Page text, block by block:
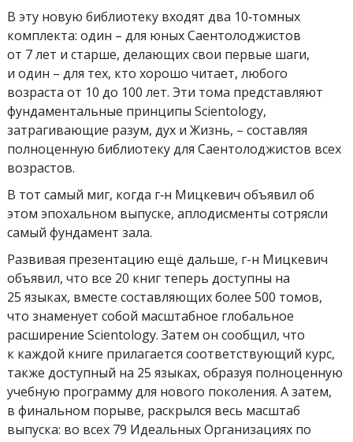
В эту новую библиотеку входят два 10‑томных
комплекта: один – для юных Саентолоджистов
от 7 лет и старше, делающих свои первые шаги,
и один – для тех, кто хорошо читает, любого
возраста от 10 до 100 лет. Эти тома представляют
фундаментальные принципы Scientology,
затрагивающие разум, дух и Жизнь, – составляя
полноценную библиотеку для Саентолоджистов всех
возрастов.
В тот самый миг, когда г‑н Мицкевич объявил об
этом эпохальном выпуске, аплодисменты сотрясли
самый фундамент зала.
Развивая презентацию ещё дальше, г-н Мицкевич
объявил, что все 20 книг теперь доступны на
25 языках, вместе составляющих более 500 томов,
что знаменует собой масштабное глобальное
расширение Scientology. Затем он сообщил, что
к каждой книге прилагается соответствующий курс,
также доступный на 25 языках, образуя полноценную
учебную программу для нового поколения. А затем,
в финальном порыве, раскрылся весь масштаб
выпуска: во всех 79 Идеальных Организациях по